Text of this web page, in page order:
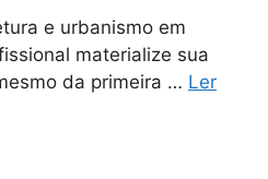
e urbanismo em
materialize sua
da primeira … Ler